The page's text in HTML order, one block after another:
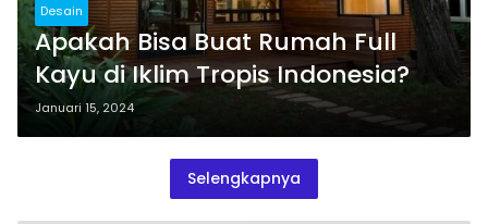
Desain
Apakah Bisa Buat Rumah Full
Kayu di Iklim Tropis Indonesia?
Januari 15, 2024
Selengkapnya